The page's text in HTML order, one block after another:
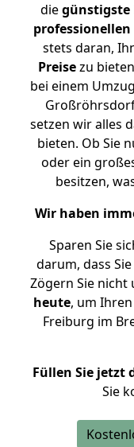
diegünstigste
stets daran,
Preisezu
bei einem
setzen wir alles
bieten. Ob Sie
oder ein
besitzen,
Wir haben
Sparen Sie
darum, dass
Zögern Sie nicht
heute, um
Freiburg im
Füllen Sie jetzt
Sie